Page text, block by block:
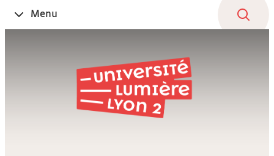
Ouvrir
le
Menu